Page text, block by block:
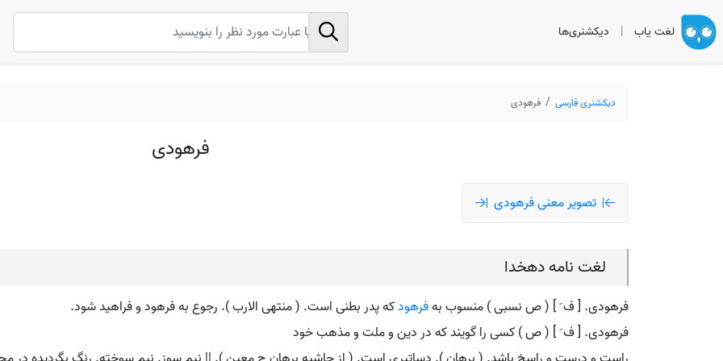
لغت یاب | دیکشنری‌ها
دیکشنری فارسی فرهودی
فرهودی
تصویر معنی فرهودی
لغت نامه دهخدا
فرهودی. [ ف َ ] ( ص نسبی ) منسوب بهفرهودکه پدر بطنی است. ( منتهی الارب ). رجوع به فرهود و فراهید شود.
فرهودی. [ ف َ ] ( ص ) کسی را گویند که در دین و ملت و مذهب خود